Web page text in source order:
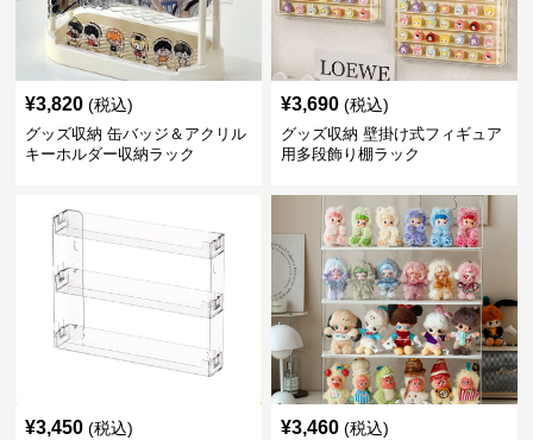
¥3,820 (税込)
グッズ収納 缶バッジ＆アクリル
キーホルダー収納ラック
¥3,690 (税込)
グッズ収納 壁掛け式フィギュア
用多段飾り棚ラック
¥3,450 (税込) ¥3,460 (税込)